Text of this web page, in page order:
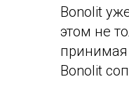
Bonolit
этом не
принимая
Bonolit